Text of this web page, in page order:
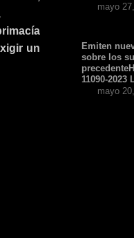
un
mayo
Emiten
sobre los
11090-2023
mayo